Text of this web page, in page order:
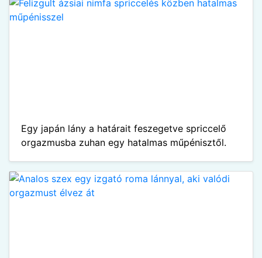
Egy japán lány a határait feszegetve spriccelő
orgazmusba zuhan egy hatalmas műpénisztől.